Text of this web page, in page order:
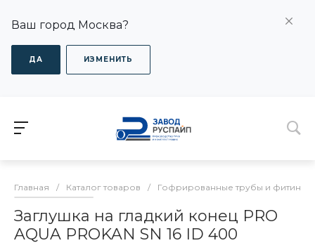
Ваш город Москва?
ДА ИЗМЕНИТЬ
Главная / Каталог товаров / Гофрированные трубы и фитинги
Заглушка на гладкий конец PRO
AQUA PROKAN SN 16 ID 400